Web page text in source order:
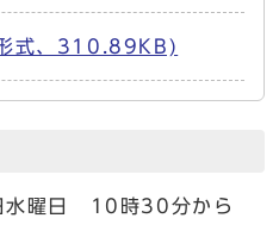
式、310.89KB)
水曜日 10時30分から